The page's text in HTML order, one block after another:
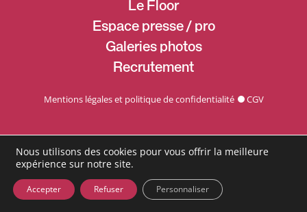
Le Floor
Espace presse / pro
Galeries photos
Recrutement
Mentions légales et politique de confidentialité CGV
Nous utilisons des cookies pour vous offrir la meilleure
expérience sur notre site.
Accepter Refuser Personnaliser